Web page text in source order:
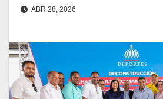
ABR 28, 2026